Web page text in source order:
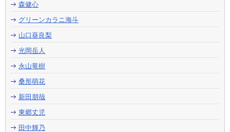
森健心
グリーンカラニ海斗
山口葵良梨
光岡岳人
永山竜樹
桑形萌花
新田朋哉
東郷丈児
田中輝乃